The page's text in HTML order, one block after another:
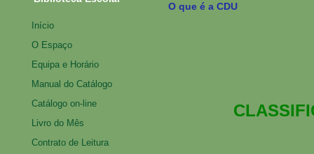
O que é a CDU
Início
O Espaço
Equipa e Horário
Manual do Catálogo
Catálogo on-line
Livro do Mês
Contrato de Leitura